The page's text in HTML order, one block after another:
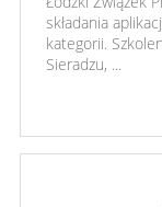
składania
kategorii.
Sieradzu, ...